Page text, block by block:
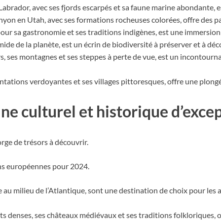
avec ses fjords escarpés et sa faune marine abondante,
en Utah, avec ses formations rocheuses colorées, offre des
sa gastronomie et ses traditions indigènes, est une
de la planète, est un écrin de biodiversité à préserver et à
ses montagnes et ses steppes à perte de vue, est un
verdoyantes et ses villages pittoresques, offre une
culturel et historique
de trésors à découvrir.
européennes pour 2024.
milieu de l’Atlantique, sont une destination de choix pour les
denses, ses châteaux médiévaux et ses traditions folkloriques,